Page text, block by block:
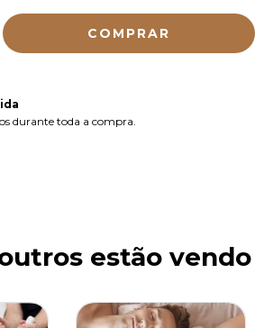
durante toda a compra.
estão vendo